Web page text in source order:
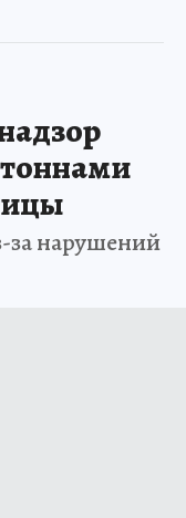
за нарушений